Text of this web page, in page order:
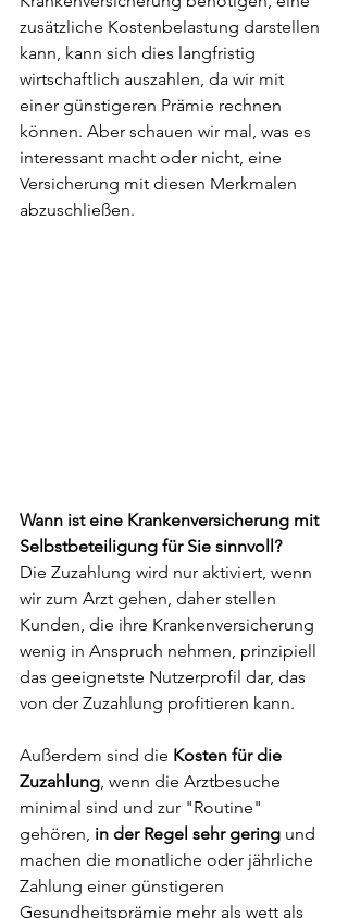
zusätzliche Kostenbelastung darstellen
kann, kann sich dies langfristig
wirtschaftlich auszahlen, da wir mit
einer günstigeren Prämie rechnen
können. Aber schauen wir mal, was es
interessant macht oder nicht, eine
Versicherung mit diesen Merkmalen
abzuschließen.
Wann ist eine Krankenversicherung mit
Selbstbeteiligung für Sie sinnvoll?
Die Zuzahlung wird nur aktiviert, wenn
wir zum Arzt gehen, daher stellen
Kunden, die ihre Krankenversicherung
wenig in Anspruch nehmen, prinzipiell
das geeignetste Nutzerprofil dar, das
von der Zuzahlung profitieren kann.
Außerdem sind die Kosten für die
Zuzahlung, wenn die Arztbesuche
minimal sind und zur "Routine"
gehören, in der Regel sehr gering und
machen die monatliche oder jährliche
Zahlung einer günstigeren
Gesundheitsprämie mehr als wett als